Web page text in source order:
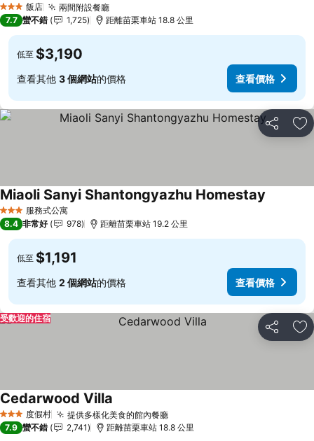
3 星級 飯店 兩間附設餐廳查看價格
7.7 蠻不錯 1,725 距離苗栗車站 18.8 公里
低至 $3,190
查看其他 3 個網站的價格 查看價格
分享 加
3 星級 服務式公寓
Miaoli Sanyi Shantongyazhu Homestay
8.4 非常好 978 距離苗栗車站 19.2 公里
低至 $1,191
查看其他 2 個網站的價格 查看價格
分享 加
受歡迎的住宿
3 星級 度假村 提供多樣化美食的館內餐廳查看價格
Cedarwood Villa
7.9 蠻不錯 2,741 距離苗栗車站 18.8 公里